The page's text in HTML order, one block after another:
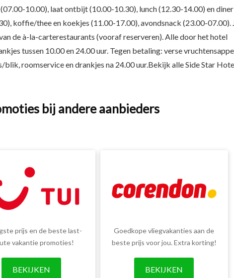
10.00), laat ontbijt (10.00-10.30), lunch (12.30-14.00) en diner
koffie/thee en koekjes (11.00-17.00), avondsnack (23.00-07.00).
de à-la-carterestaurants (vooraf reserveren). Alle door het hotel
tussen 10.00 en 24.00 uur. Tegen betaling: verse
roomservice en drankjes na 24.00 uur.Bekijk alle Side Star
bij andere aanbieders
prijs en de beste last-
vakantie promoties!
BEKIJKEN
Goedkope vliegvakanties aan de
beste prijs voor jou. Extra korting!
BEKIJKEN